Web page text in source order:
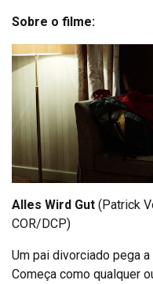
Sobre o filme:
Alles Wird Gut (Patrick
COR/DCP)
Um pai divorciado pega
Começa como qualquer